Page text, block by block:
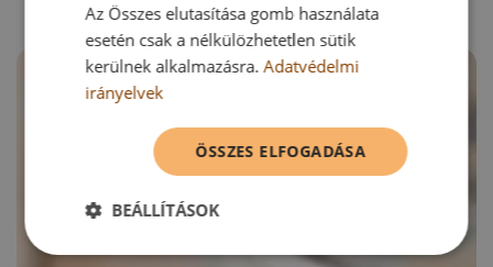
Az Összes elutasítása gomb használata
esetén csak a nélkülözhetetlen sütik
kerülnek alkalmazásra.Adatvédelmi
irányelvek
ÖSSZES ELFOGADÁSA
BEÁLLÍTÁSOK